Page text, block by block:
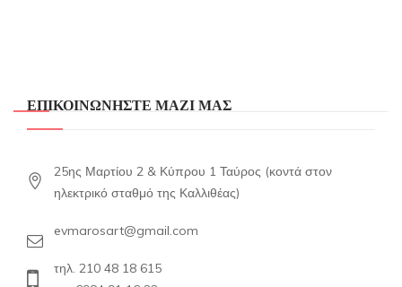
ΕΠΙΚΟΙΝΩΝΗΣΤΕ ΜΑΖΙ ΜΑΣ
25ης Μαρτίου 2 & Κύπρου 1 Ταύρος (κοντά στον
ηλεκτρικό σταθμό της Καλλιθέας)
evmarosart@gmail.com
τηλ. 210 48 18 615